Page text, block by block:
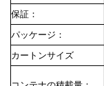
保証：
パッケージ：
カートンサイズ